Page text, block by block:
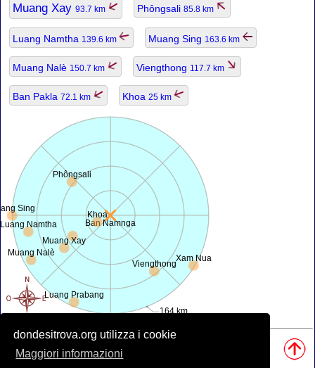
dondesitrova.org utilizza i cookie
Maggiori informazioni
Muang Xay 93.7 km Phôngsali 85.8 km
Luang Namtha 139.6 km Muang Sing 163.6 km
Muang Nalè 150.7 km Viengthong 117.7 km
Ban Pakla 72.1 km Khoa 25 km
Ban Namnga
164 km
Luang Prabang
Xam Nua
Muang Xay
Phôngsali
Luang Namtha
Sing
Muang Nalè
Viengthong
Khoa
• Mappa è offerta daopenstreetmap.org
• Posizione geografica da